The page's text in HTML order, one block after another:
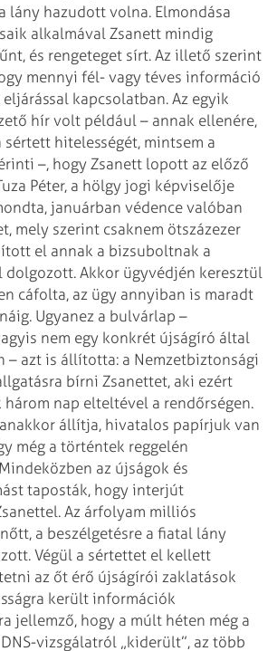
lány hazudott volna. Elmondása
alkalmával Zsanett mindig
és rengeteget sírt. Az illető szerint
mennyi fél- vagy téves információ
kapcsolatban. Az egyik
hír volt például – annak ellenére,
sértett hitelességét, mintsem a
–, hogy Zsanett lopott az előző
Péter, a hölgy jogi képviselője
januárban védence valóban
mely szerint csaknem ötszázezer
el annak a bizsuboltnak a
dolgozott. Akkor ügyvédjén keresztül
cáfolta, az ügy annyiban is maradt
Ugyanez a bulvárlap –
nem egy konkrét újságíró által
– azt is állította: a Nemzetbiztonsági
bírni Zsanettet, aki ezért
nap elteltével a rendőrségen.
állítja, hivatalos papírjuk van
még a történtek reggelén
az újságok és
taposták, hogy interjút
Az árfolyam milliós
a beszélgetésre a fiatal lány
Végül a sértettet el kellett
az őt érő újságírói zaklatások
került információk
jellemző, hogy a múlt héten még a
vizsgálatról „kiderült”, az több